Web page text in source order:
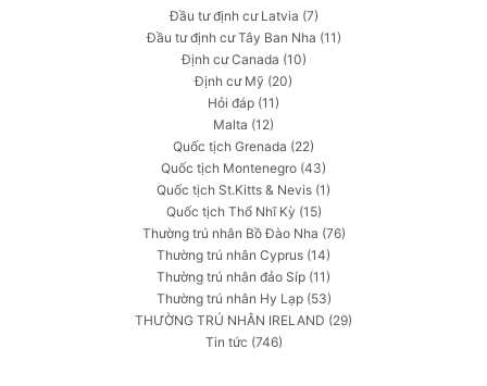
Đầu tư định cư Latvia (7)
Đầu tư định cư Tây Ban Nha (11)
Định cư Canada (10)
Định cư Mỹ (20)
Hỏi đáp (11)
Malta (12)
Quốc tịch Grenada (22)
Quốc tịch Montenegro (43)
Quốc tịch St.Kitts & Nevis (1)
Quốc tịch Thổ Nhĩ Kỳ (15)
Thường trú nhân Bồ Đào Nha (76)
Thường trú nhân Cyprus (14)
Thường trú nhân đảo Síp (11)
Thường trú nhân Hy Lạp(53)
THƯỜNG TRÚ NHÂN IRELAND (29)
Tin tức (746)